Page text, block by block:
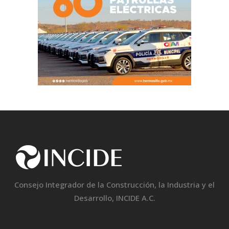
Consejo Integrador de la Construcción, la Industria y el
Desarrollo, INCIDE A.C.